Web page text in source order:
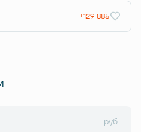
+129 885
руб.